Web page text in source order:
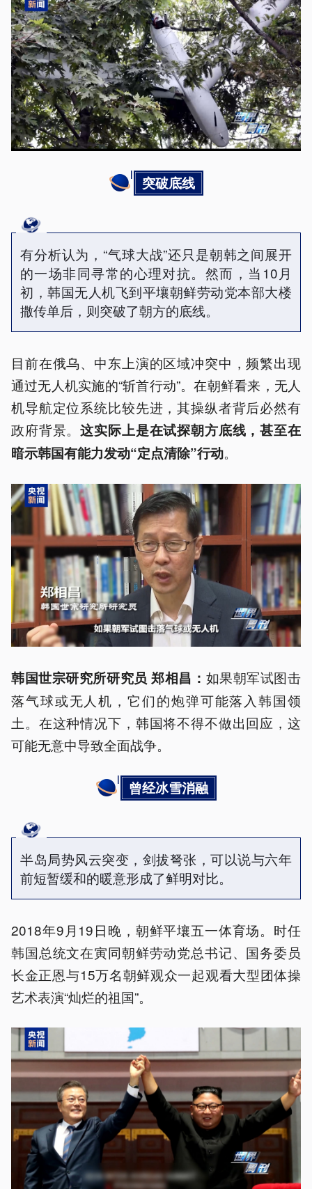
突破底线
有分析认为，“气球大战”还只是朝韩之间展开
的一场非同寻常的心理对抗。然而，当10月
初，韩国无人机飞到平壤朝鲜劳动党本部大楼
撒传单后，则突破了朝方的底线。
目前在俄乌、中东上演的区域冲突中，频繁出现
通过无人机实施的“斩首行动”。在朝鲜看来，无人
机导航定位系统比较先进，其操纵者背后必然有
政府背景。这实际上是在试探朝方底线，甚至在
暗示韩国有能力发动“定点清除”行动。
韩国世宗研究所研究员 郑相昌： 如果朝军试图击
落气球或无人机，它们的炮弹可能落入韩国领
土。在这种情况下，韩国将不得不做出回应，这
可能无意中导致全面战争。
曾经冰雪消融
半岛局势风云突变，剑拔弩张，可以说与六年
前短暂缓和的暖意形成了鲜明对比。
2018年9月19日晚，朝鲜平壤五一体育场。时任
韩国总统文在寅同朝鲜劳动党总书记、国务委员
长金正恩与15万名朝鲜观众一起观看大型团体操
艺术表演“灿烂的祖国”。